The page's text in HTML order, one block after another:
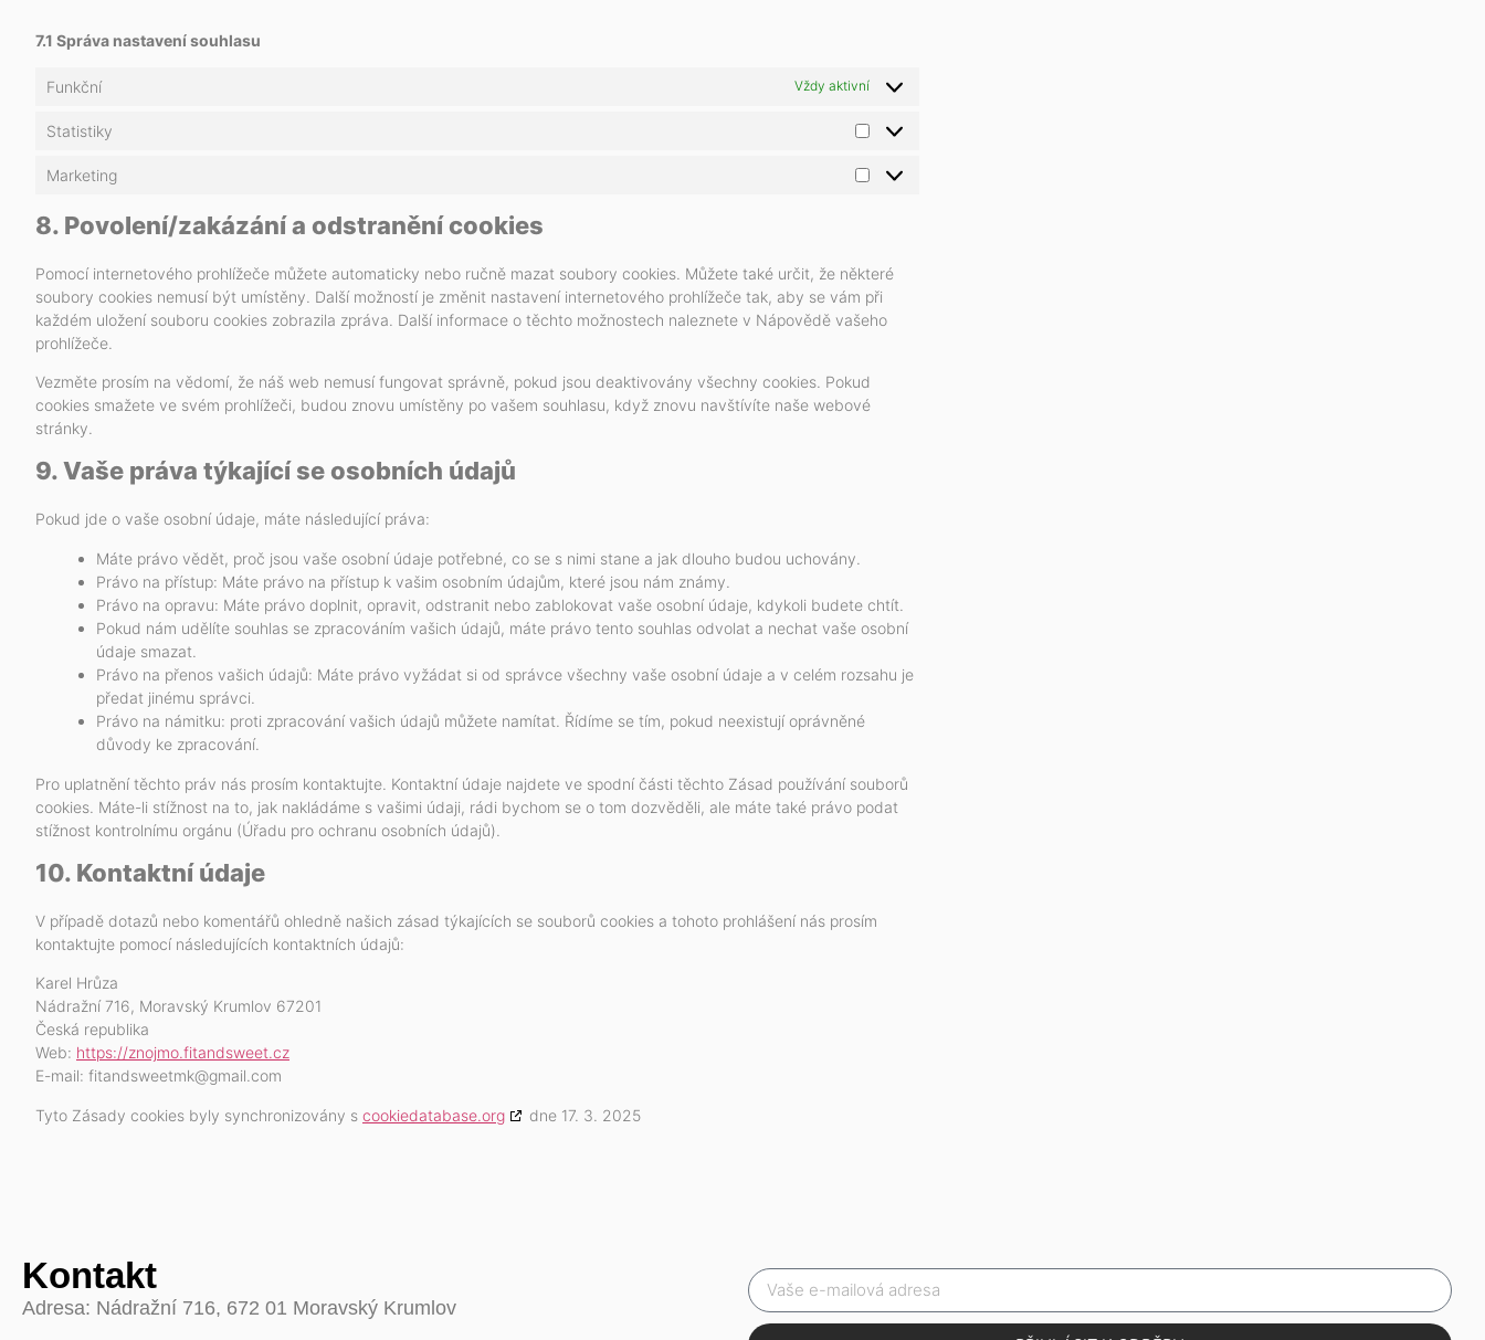
7.1 Správa nastavení souhlasu
Funkční Vždy aktivní
Statistiky
Marketing
8. Povolení/zakázání a odstranění cookies
Pomocí internetového prohlížeče můžete automaticky nebo ručně mazat soubory cookies. Můžete také určit, že některé
soubory cookies nemusí být umístěny. Další možností je změnit nastavení internetového prohlížeče tak, aby se vám při
každém uložení souboru cookies zobrazila zpráva. Další informace o těchto možnostech naleznete v Nápovědě vašeho
prohlížeče.
Vezměte prosím na vědomí, že náš web nemusí fungovat správně, pokud jsou deaktivovány všechny cookies. Pokud
cookies smažete ve svém prohlížeči, budou znovu umístěny po vašem souhlasu, když znovu navštívíte naše webové
stránky.
9. Vaše práva týkající se osobních údajů
Pokud jde o vaše osobní údaje, máte následující práva:
Máte právo vědět, proč jsou vaše osobní údaje potřebné, co se s nimi stane a jak dlouho budou uchovány.
Právo na přístup: Máte právo na přístup k vašim osobním údajům, které jsou nám známy.
Právo na opravu: Máte právo doplnit, opravit, odstranit nebo zablokovat vaše osobní údaje, kdykoli budete chtít.
Pokud nám udělíte souhlas se zpracováním vašich údajů, máte právo tento souhlas odvolat a nechat vaše osobní
údaje smazat.
Právo na přenos vašich údajů: Máte právo vyžádat si od správce všechny vaše osobní údaje a v celém rozsahu je
předat jinému správci.
Právo na námitku: proti zpracování vašich údajů můžete namítat. Řídíme se tím, pokud neexistují oprávněné
důvody ke zpracování.
Pro uplatnění těchto práv nás prosím kontaktujte. Kontaktní údaje najdete ve spodní části těchto Zásad používání souborů
cookies. Máte-li stížnost na to, jak nakládáme s vašimi údaji, rádi bychom se o tom dozvěděli, ale máte také právo podat
stížnost kontrolnímu orgánu (Úřadu pro ochranu osobních údajů).
10. Kontaktní údaje
V případě dotazů nebo komentářů ohledně našich zásad týkajících se souborů cookies a tohoto prohlášení nás prosím
kontaktujte pomocí následujících kontaktních údajů:
Karel Hrůza
Nádražní 716, Moravský Krumlov 67201
Česká republika
Web: https://znojmo.fitandsweet.cz
E-mail: fitandsweetmk@gmail.com
Tyto Zásady cookies byly synchronizovány s cookiedatabase.org dne 17. 3. 2025
Kontakt
Adresa: Nádražní 716, 672 01 Moravský Krumlov